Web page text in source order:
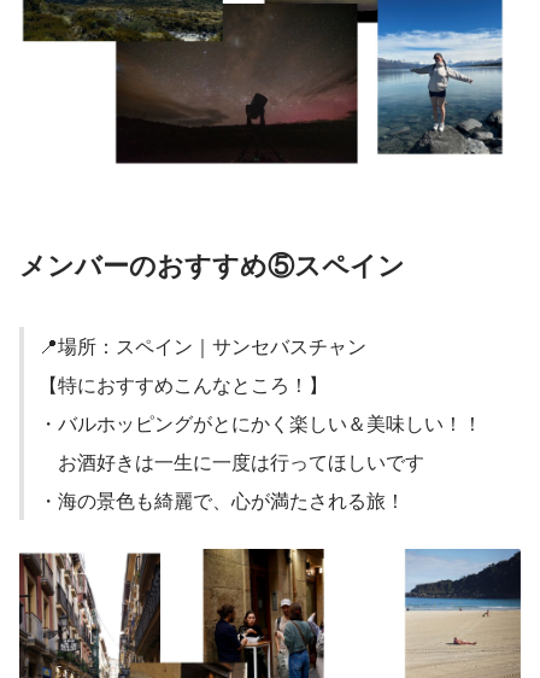
メンバーのおすすめ⑤スペイン
📍場所：スペイン｜サンセバスチャン
【特におすすめこんなところ！】
・バルホッピングがとにかく楽しい＆美味しい！！
お酒好きは一生に一度は行ってほしいです
・海の景色も綺麗で、心が満たされる旅！